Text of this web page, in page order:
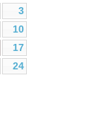
3
10
17
24